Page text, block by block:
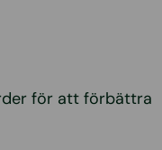
för att förbättra